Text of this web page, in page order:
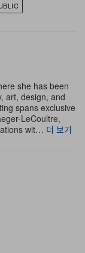
she has been
art, design, and
spans exclusive
LeCoultre,
wit… 더 보기